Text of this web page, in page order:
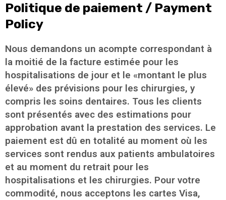
Politique de paiement / Payment
Policy
Nous demandons un acompte correspondant à
la moitié de la facture estimée pour les
hospitalisations de jour et le «montant le plus
élevé» des prévisions pour les chirurgies, y
compris les soins dentaires. Tous les clients
sont présentés avec des estimations pour
approbation avant la prestation des services. Le
paiement est dû en totalité au moment où les
services sont rendus aux patients ambulatoires
et au moment du retrait pour les
hospitalisations et les chirurgies. Pour votre
commodité, nous acceptons les cartes Visa,